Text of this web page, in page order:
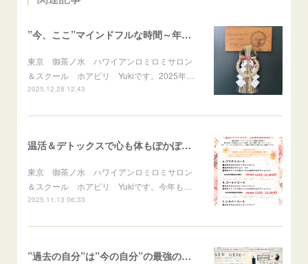
”今、ここ”マインドフルな時間～年末のご挨拶～
東京 御茶ノ水 ハワイアンロミロミサロン
＆スクール ホアピリ Yukiです。2025年…
2025.12.28 12:43
温活＆デトックスで心も体もぽかぽかに♪冬のスペシャルメニュー
東京 御茶ノ水 ハワイアンロミロミサロン
＆スクール ホアピリ Yukiです。今年も…
2025.11.13 06:33
”過去の自分”は”今の自分”の最強の応援団！